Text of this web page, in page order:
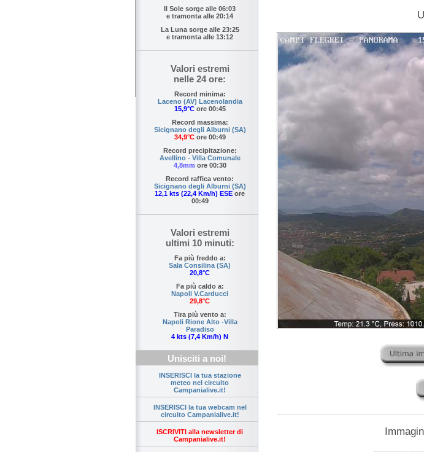
Il Sole sorge alle 06:03
e tramonta alle 20:14
La Luna sorge alle 23:25
e tramonta alle 13:12
Valori estremi
nelle 24 ore:
Record minima:
Laceno (AV) Lacenolandia
15,9°Core 00:45
Record massima:
Sicignano degli Alburni (SA)
34,9°Core 00:49
Record precipitazione:
Avellino - Villa Comunale
4,8mm ore 00:30
Record raffica vento:
Sicignano degli Alburni (SA)
12,1 kts (22,4 Km/h) ESE ore
00:49
Valori estremi
ultimi 10 minuti:
Fa più freddo a:
Sala Consilina (SA)
20,8°C
Fa più caldo a:
Napoli V.Carducci
29,8°C
Tira più vento a:
Napoli Rione Alto -Villa
Paradiso
4 kts (7,4 Km/h) N
Unisciti a noi!
INSERISCI la tua stazione
meteo nel circuito
Campanialive.it!
INSERISCI la tua webcam nel
circuito Campanialive.it!
ISCRIVITI alla newsletter di
Campanialive.it!